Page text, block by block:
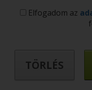
Elfogadom az